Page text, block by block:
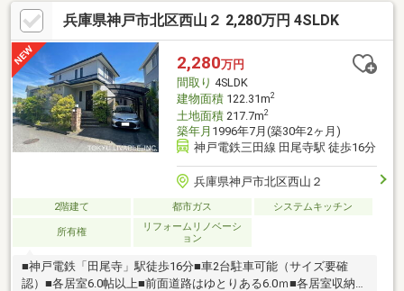
兵庫県神戸市北区西山２ 2,280万円 4SLDK
2,280万円
間取り 4SLDK
建物面積122.31m2
土地面積217.7m2
築年月 1996年7月(築30年2ヶ月)
神戸電鉄三田線 田尾寺駅 徒歩16分
兵庫県神戸市北区西山２
2階建て 都市ガス システムキッチン
所有権
リフォームリノベーシ
ョン
■神戸電鉄「田尾寺」駅徒歩16分■車2台駐車可能（サイズ要確
認）■各居室6.0帖以上■前面道路はゆとりある6.0ｍ■各居室収納